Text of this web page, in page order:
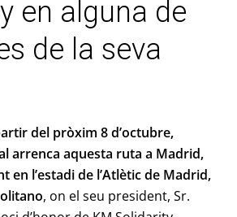
en alguna de
de la seva
del pròxim 8 d’octubre,
arrenca aquesta ruta a Madrid,
en l’estadi de l’Atlètic de Madrid,
, on el seu president, Sr.